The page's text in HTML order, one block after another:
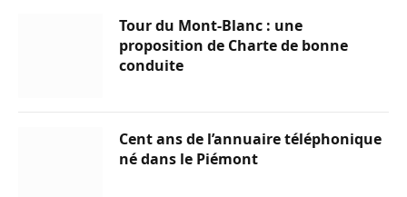
Tour du Mont-Blanc : une
proposition de Charte de bonne
conduite
Cent ans de l’annuaire téléphonique
né dans le Piémont